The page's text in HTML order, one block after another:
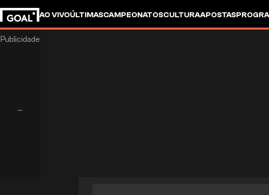
AO VIVOÚLTIMASCAMPEONATOSCULTURAAPOSTAS